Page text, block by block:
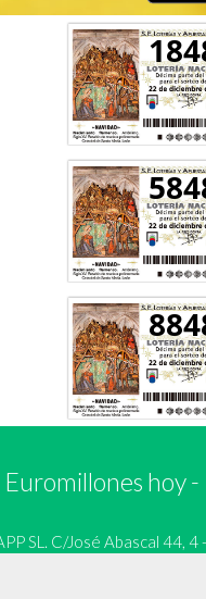
Euromillones hoy-
SL. C/José Abascal 44,